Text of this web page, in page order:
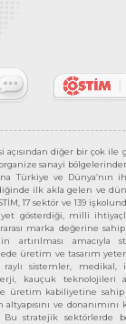
açısından diğer bir çok ile
sanayi
Türkiye ve Dünya’nın
ilk akla gelen ve
17 sektör ve 139
gösterdiği, milli
marka değerine
artırılması amacıyla
üretim ve tasarım
raylı sistemler,
kauçuk teknolojileri
ve üretim kabiliyetine
ve
Bu stratejik sektörlerde